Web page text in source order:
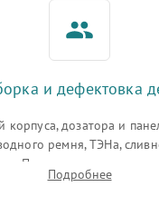
и дефектовка
корпуса, дозатора и
ремня, ТЭНа,
Проверка
на износ, а манжеты люка
Подробнее